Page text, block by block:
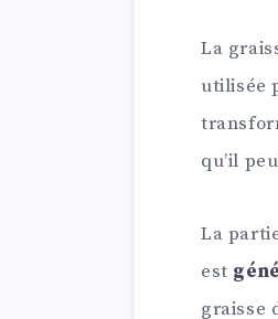
La
utilisée
qu’il
La
est
graisse